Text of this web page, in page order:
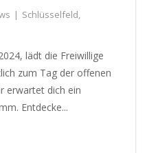
Schlüsselfeld,
lädt die Freiwillige
zum Tag der offenen
erwartet dich ein
Entdecke...